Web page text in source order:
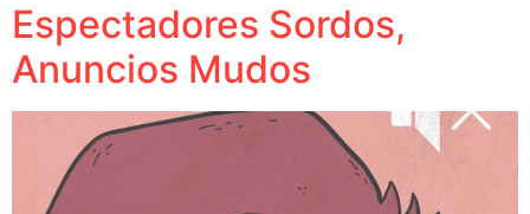
Espectadores Sordos,
Anuncios Mudos